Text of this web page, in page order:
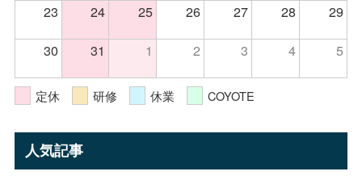
23
24 25 26 27 28
29
30
31 1 2 3 4 5
定休 研修 休業 COYOTE
人気記事